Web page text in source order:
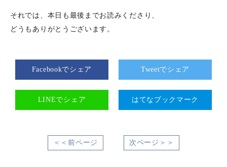
それでは、本日も最後までお読みくださり、
どうもありがとうございます。
Facebookでシェア Tweetでシェア
LINEでシェア はてなブックマーク
＜＜前ページ 次ページ＞＞